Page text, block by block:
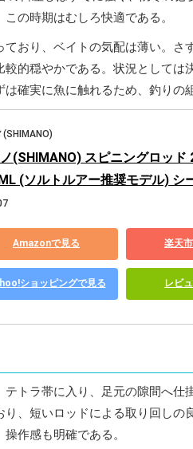
の時期はむしろ快適である。
おり、ベイトの気配は薄い。さ
的穏やかである。状況としては
確実に魚に触れるため、釣りの
(SHIMANO)
(SHIMANO) スピニングロッド
(ソルトルアー推奨モデル) シ
Amazonで見る 楽天
ショッピングで見る レビ
トラ帯に入り、足元の隙間へ仕
、短いロッドによる取り回しの
作感も明確である。